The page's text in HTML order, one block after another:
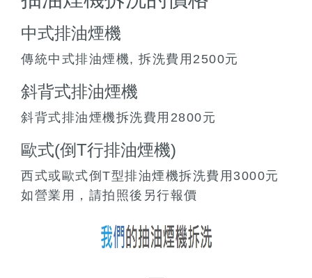
中式排油煙機
傳統中式排油煙機, 拆洗費用2500元
斜背式排油煙機
斜背式排油煙機拆洗費用2800元
歐式(倒T行排油煙機)
西式或歐式倒T型排油煙機拆洗費用3000元
如營業用，請拍照後另行報價